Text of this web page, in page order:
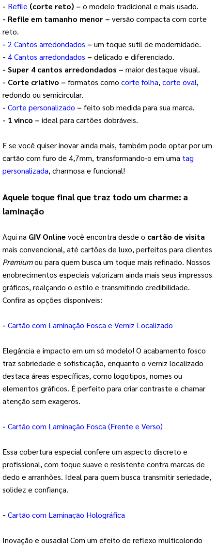
- Refile (corte reto) – o modelo tradicional e mais usado.
- Refile em tamanho menor – versão compacta com corte
reto.
- 2 Cantos arredondados – um toque sutil de modernidade.
- 4 Cantos arredondados – delicado e diferenciado.
- Super 4 cantos arredondados – maior destaque visual.
- Corte criativo – formatos como corte folha, corte oval,
redondo ou semicircular.
- Corte personalizado – feito sob medida para sua marca.
- 1 vinco – ideal para cartões dobráveis.
E se você quiser inovar ainda mais, também pode optar por um
cartão com furo de 4,7mm, transformando-o em uma tag
personalizada, charmosa e funcional!
Aquele toque final que traz todo um charme: a
laminação
Aqui na GIV Online você encontra desde o cartão de visita
mais convencional, até cartões de luxo, perfeitos para clientes
Premiumou para quem busca um toque mais refinado. Nossos
enobrecimentos especiais valorizam ainda mais seus impressos
gráficos, realçando o estilo e transmitindo credibilidade.
Confira as opções disponíveis:
- Cartão com Laminação Fosca e Verniz Localizado
Elegância e impacto em um só modelo! O acabamento fosco
traz sobriedade e sofisticação, enquanto o verniz localizado
destaca áreas específicas, como logotipos, nomes ou
elementos gráficos. É perfeito para criar contraste e chamar
atenção sem exageros.
- Cartão com Laminação Fosca (Frente e Verso)
Essa cobertura especial confere um aspecto discreto e
profissional, com toque suave e resistente contra marcas de
dedo e arranhões. Ideal para quem busca transmitir seriedade,
solidez e confiança.
- Cartão com Laminação Holográfica
Inovação e ousadia! Com um efeito de reflexo multicolorido